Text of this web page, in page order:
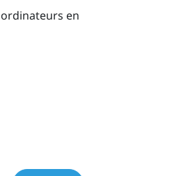
ordinateurs en